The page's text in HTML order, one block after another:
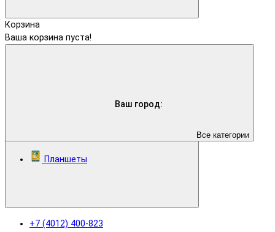
Ваш город:
+7 (4012) 400-823
Корзина
Ваша корзина пуста!
Все категории
Планшеты